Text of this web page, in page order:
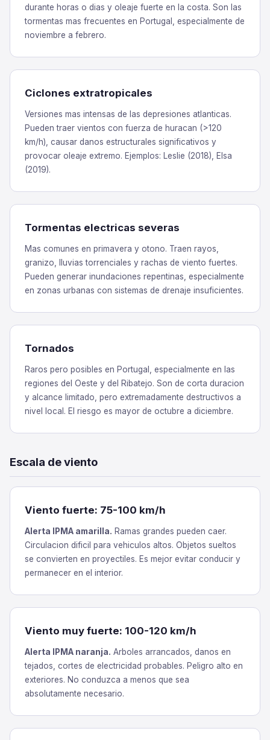
durante horas o dias y oleaje fuerte en la costa. Son las
tormentas mas frecuentes en Portugal, especialmente de
noviembre a febrero.
Ciclones extratropicales
Versiones mas intensas de las depresiones atlanticas.
Pueden traer vientos con fuerza de huracan (>120
km/h), causar danos estructurales significativos y
provocar oleaje extremo. Ejemplos: Leslie (2018), Elsa
(2019).
Tormentas electricas severas
Mas comunes en primavera y otono. Traen rayos,
granizo, lluvias torrenciales y rachas de viento fuertes.
Pueden generar inundaciones repentinas, especialmente
en zonas urbanas con sistemas de drenaje insuficientes.
Tornados
Raros pero posibles en Portugal, especialmente en las
regiones del Oeste y del Ribatejo. Son de corta duracion
y alcance limitado, pero extremadamente destructivos a
nivel local. El riesgo es mayor de octubre a diciembre.
Escala de viento
Viento fuerte: 75-100 km/h
Alerta IPMA amarilla. Ramas grandes pueden caer.
Circulacion dificil para vehiculos altos. Objetos sueltos
se convierten en proyectiles. Es mejor evitar conducir y
permanecer en el interior.
Viento muy fuerte: 100-120 km/h
Alerta IPMA naranja. Arboles arrancados, danos en
tejados, cortes de electricidad probables. Peligro alto en
exteriores. No conduzca a menos que sea
absolutamente necesario.